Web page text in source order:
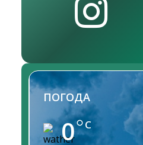
ПОГОДА
0 C